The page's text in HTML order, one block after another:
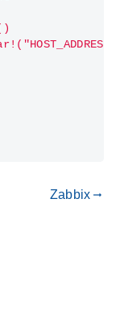
Zabbix gdoc_arrow_right_alt